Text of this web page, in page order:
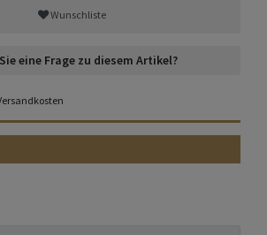
Wunschliste
eine Frage zu diesem Artikel?